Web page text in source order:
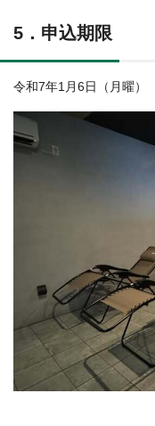
5．申込期限
令和7年1月6日（月曜）